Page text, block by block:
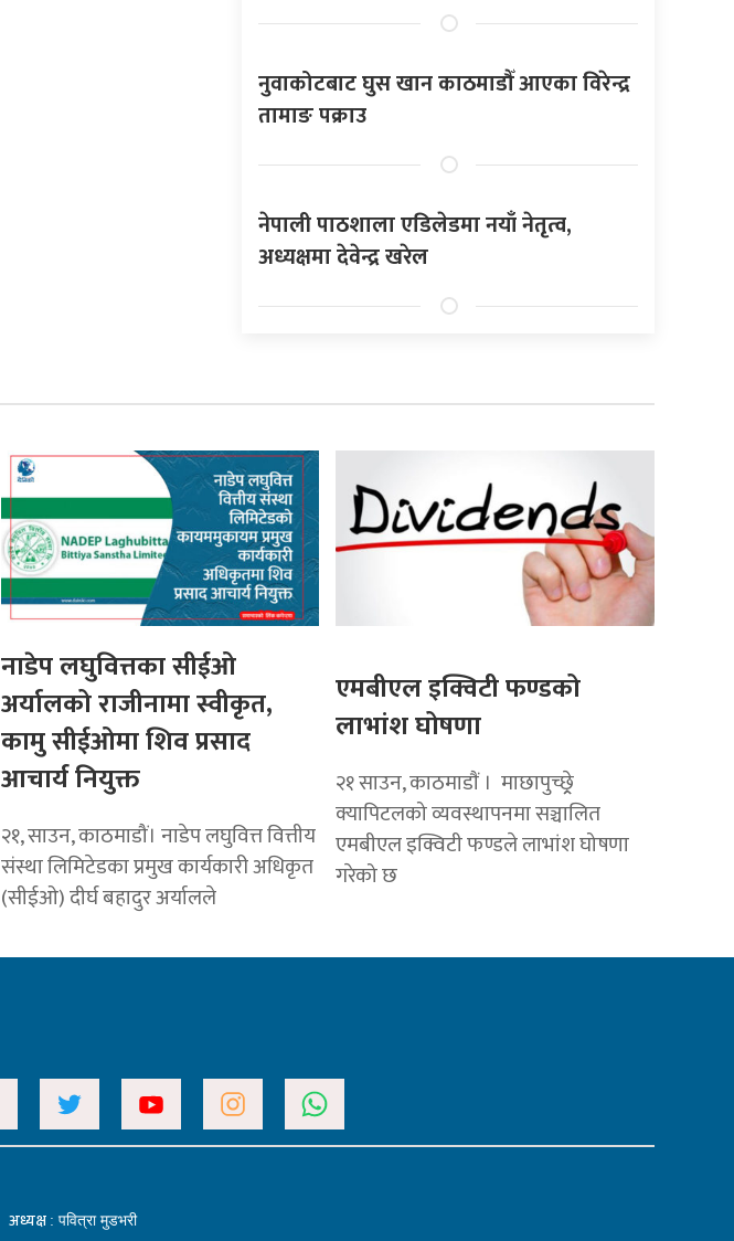
नुवाकोटबाट घुस खान काठमाडौँ आएका विरेन्द्र
तामाङ पक्राउ
नेपाली पाठशाला एडिलेडमा नयाँ नेतृत्व,
अध्यक्षमा देवेन्द्र खरेल
नाडेप लघुवित्तका सीईओ
अर्यालको राजीनामा स्वीकृत,
कामु सीईओमा शिव प्रसाद
आचार्य नियुक्त
२१, साउन, काठमाडौं। नाडेप लघुवित्त वित्तीय
संस्था लिमिटेडका प्रमुख कार्यकारी अधिकृत
(सीईओ) दीर्घ बहादुर अर्यालले
एमबीएल इक्विटी फण्डको
लाभांश घोषणा
२१ साउन, काठमाडाैं । माछापुच्छ्र्रे
क्यापिटलको व्यवस्थापनमा सञ्चालित
एमबीएल इक्विटी फण्डले लाभांश घोषणा
गरेको छ
अध्यक्ष : पवित्रा मुडभरी